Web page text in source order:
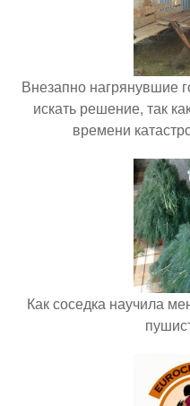
Внезапно нагрянувшие
искать решение, так
времени
Как соседка научила